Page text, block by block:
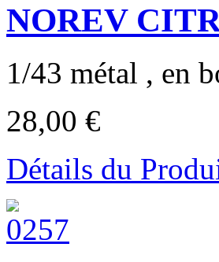
NOREV
1/43 métal , en
28,00 €
Détails du